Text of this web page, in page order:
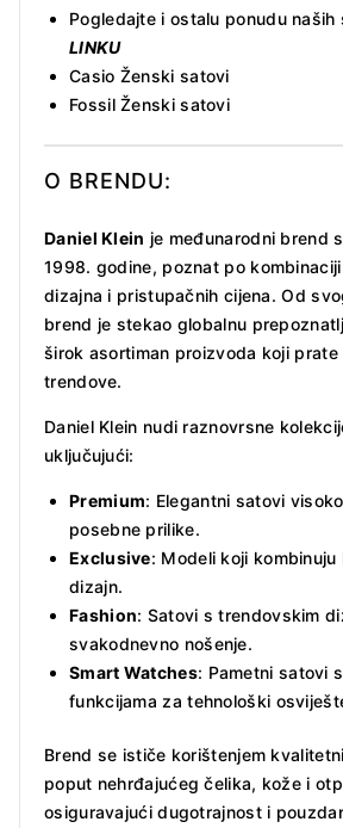
Pogledajte i ostalu ponudu naših
LINKU
Casio Ženski satovi
Fossil Ženski satovi
O BRENDU:
Daniel Klein je međunarodni brend
1998. godine, poznat po
dizajna i pristupačnih cijena. Od
brend je stekao globalnu
širok asortiman proizvoda koji prate
trendove.
Daniel Klein nudi raznovrsne
uključujući:
Premium: Elegantni satovi
posebne prilike.
Exclusive: Modeli koji
dizajn.
Fashion: Satovi s trendovskim
svakodnevno nošenje.
Smart Watches: Pametni satovi
funkcijama za tehnološki
Brend se ističe korištenjem
poput nehrđajućeg čelika, kože i
osiguravajući dugotrajnost i